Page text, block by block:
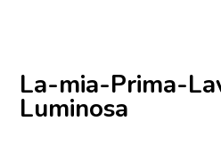
La-mia-Prima-
Luminosa